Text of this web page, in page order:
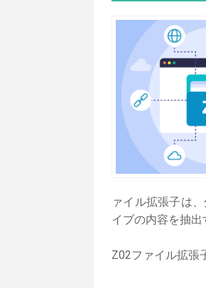
ァイル拡張子は
イブの内容を抽出
Z02ファイル拡張